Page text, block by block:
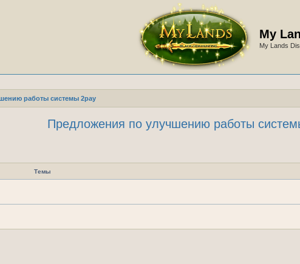
My
My Lands
работы системы 2pay
Предложения по улучшению работы
Темы